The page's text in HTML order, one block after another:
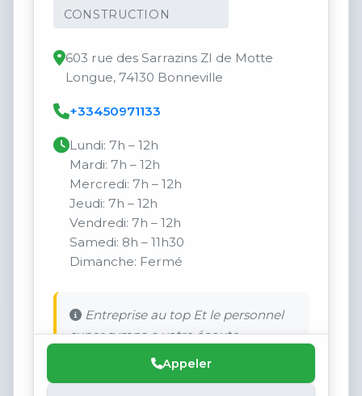
CONSTRUCTION
603 rue des Sarrazins ZI de Motte
Longue, 74130 Bonneville
+33450971133
Lundi: 7h – 12h
Mardi: 7h – 12h
Mercredi: 7h – 12h
Jeudi: 7h – 12h
Vendredi: 7h – 12h
Samedi: 8h – 11h30
Dimanche: Fermé
Entreprise au top Et le personnel
super sympa a votre écoute
Appeler